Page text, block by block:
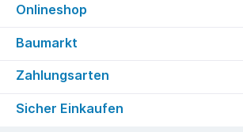
Onlineshop
Baumarkt
Zahlungsarten
Sicher Einkaufen